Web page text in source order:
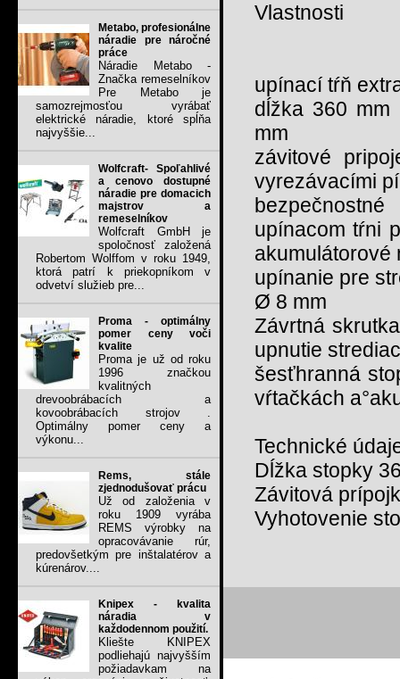
Metabo, profesionálne
náradie pre náročné
práce
Náradie Metabo -
Značka remeselníkov
Pre Metabo je
samozrejmosťou vyrábať
elektrické náradie, ktoré spĺňa
najvyššie...
Wolfcraft- Spoľahlivé
a cenovo dostupné
náradie pre domacich
majstrov a
remeselníkov
Wolfcraft GmbH je
spoločnosť založená
Robertom Wolffom v roku 1949,
ktorá patrí k priekopníkom v
odvetví služieb pre...
Proma - optimálny
pomer ceny voči
kvalite
Proma je už od roku
1996 značkou
kvalitných
drevoobrábacích a
kovoobrábacích strojov .
Optimálny pomer ceny a
výkonu...
Rems, stále
zjednodušovať prácu
Už od založenia v
roku 1909 vyrába
REMS výrobky na
opracovávanie rúr,
predovšetkým pre inštalatérov a
kúrenárov....
Knipex - kvalita
náradia v
každodennom použití.
Kliešte KNIPEX
podliehajú najvyšším
požiadavkam na
Vlastnosti
upínací tŕň
dĺžka 360 mm
mm
závitové
vyrezávacími
upínacom tŕni
akumulátorové
upínanie pre
Ø 8 mm
Závrtná
upnutie
šesťhranná
vŕtačkách
Technické
Dĺžka stopky
Závitová
Vyhotovenie